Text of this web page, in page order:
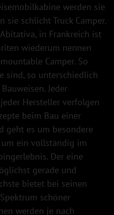
werden sie
sie schlicht Truck Camper.
in Frankreich ist
wiederum nennen
Camper. So
sind, so unterschiedlich
Jeder
Hersteller verfolgen
beim Bau einer
geht es um besondere
um ein vollständig im
Der eine
gerade und
bietet bei seinen
schöner
werden je nach